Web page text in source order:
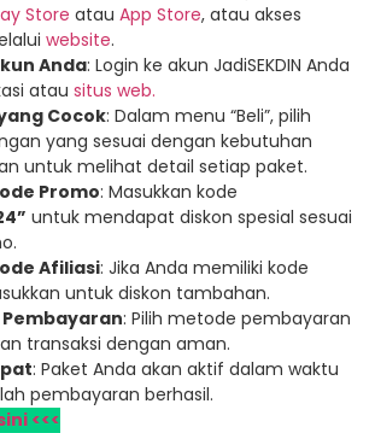
Store atau App Store, atau akses
website.
Anda: Login ke akun JadiSEKDIN Anda
atau situs web.
Cocok: Dalam menu “Beli”, pilih
yang sesuai dengan kebutuhan
untuk melihat detail setiap paket.
Promo: Masukkan kode
untuk mendapat diskon spesial sesuai
Afiliasi: Jika Anda memiliki kode
untuk diskon tambahan.
: Pilih metode pembayaran
transaksi dengan aman.
: Paket Anda akan aktif dalam waktu
pembayaran berhasil.
<<<